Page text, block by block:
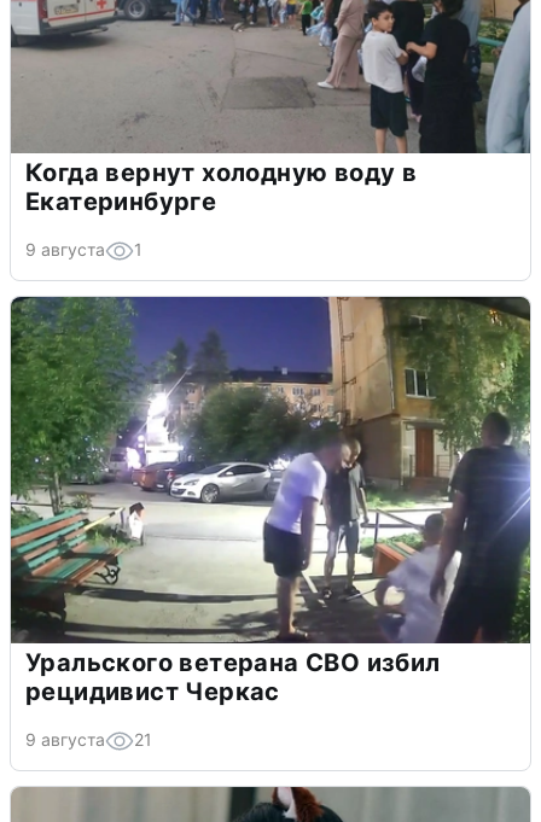
Когда вернут холодную воду в
Екатеринбурге
9 августа 1
Уральского ветерана СВО избил
рецидивист Черкас
9 августа 21